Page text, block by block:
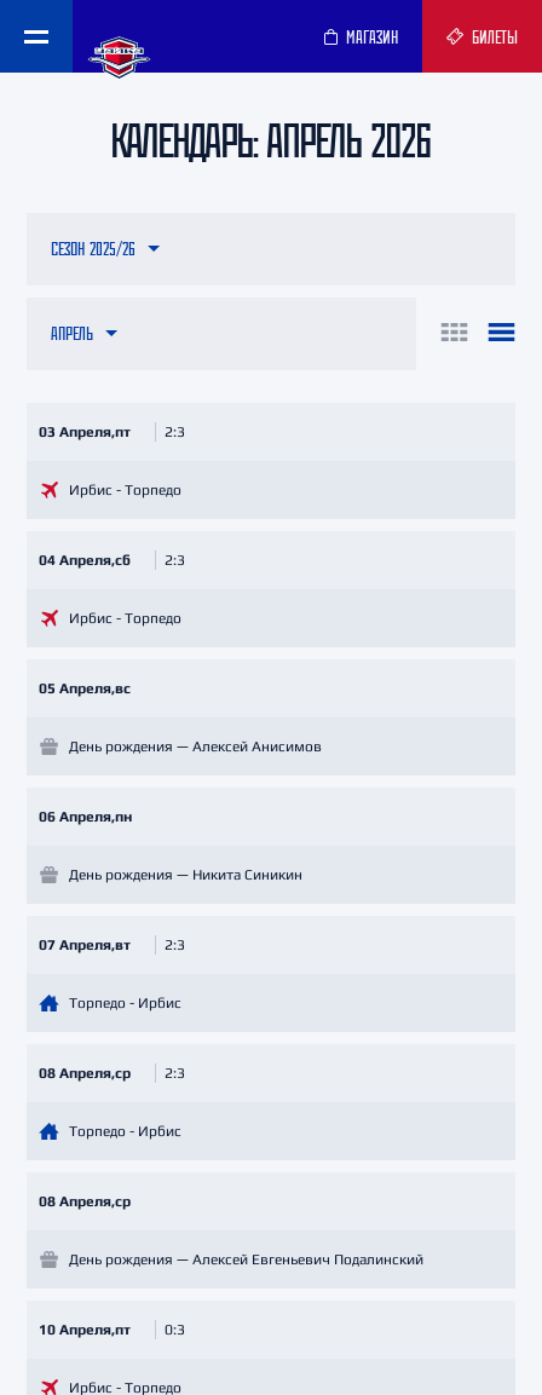
МАГАЗИН БИЛЕТЫ
КАЛЕНДАРЬ: АПРЕЛЬ 2026
АПРЕЛЬ
СЕЗОН 2025/26
03 Апреля,пт 2:3
Ирбис - Торпедо
04 Апреля,сб 2:3
Ирбис - Торпедо
05 Апреля,вс
День рождения — Алексей Анисимов
06 Апреля,пн
День рождения — Никита Синикин
07 Апреля,вт 2:3
Торпедо - Ирбис
08 Апреля,ср 2:3
Торпедо - Ирбис
08 Апреля,ср
День рождения — Алексей Евгеньевич Подалинский
10 Апреля,пт 0:3
Ирбис - Торпедо